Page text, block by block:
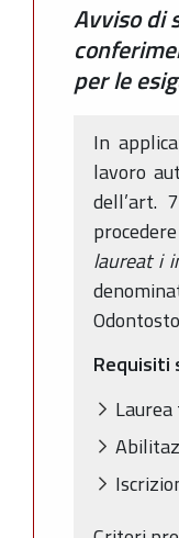
Avviso di
per le
In
lavoro
dell’art.
laureat i
Requisiti